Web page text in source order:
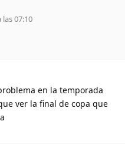
07:10
en la temporada
ver la final de copa que